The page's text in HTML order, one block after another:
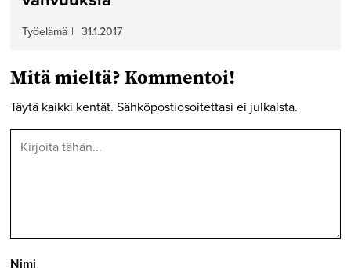
Työelämä | 31.1.2017
Mitä mieltä? Kommentoi!
Täytä kaikki kentät. Sähköpostiosoitettasi ei julkaista.
Nimi